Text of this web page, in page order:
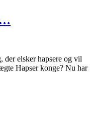
der elsker hapsere og vil
Hapser konge? Nu har